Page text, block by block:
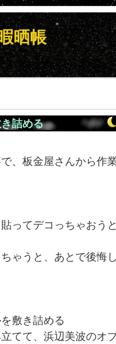
晒帳
詰める
、板金屋さんから作
ってデコっちゃおう
ゃうと、あとで後悔
敷き詰める
てて、浜辺美波のオ